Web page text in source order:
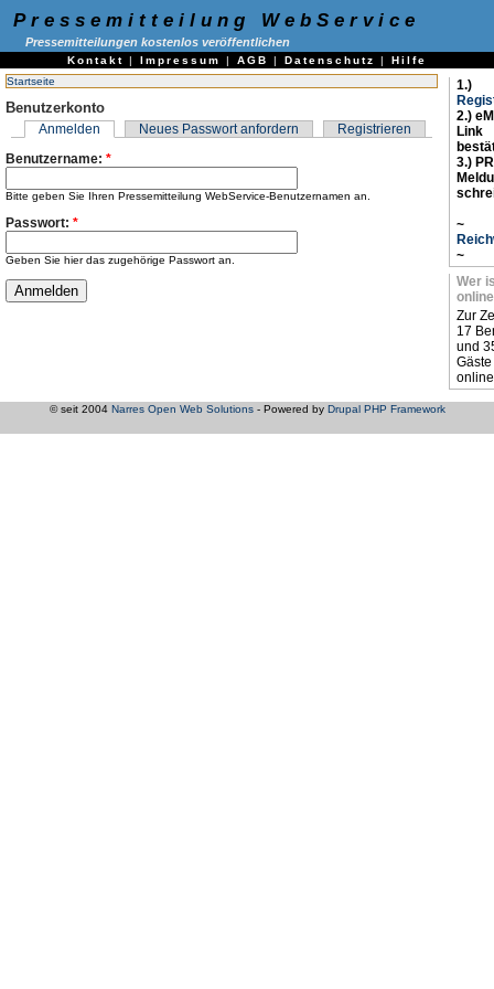
Pressemitteilung WebService
Pressemitteilungen kostenlos veröffentlichen
Kontakt | Impressum | AGB | Datenschutz | Hilfe
Startseite
Benutzerkonto
Anmelden Neues Passwort anfordern
Registrieren
Benutzername: *
Bitte geben Sie Ihren Pressemitteilung WebService-Benutzernamen an.
Passwort: *
Geben Sie hier das zugehörige Passwort an.
1.)
2.)
Link
3.)
~
~
Wer
online
Zur
17
und
Gäste
© seit 2004 Narres Open Web Solutions- Powered by Drupal PHP Framework